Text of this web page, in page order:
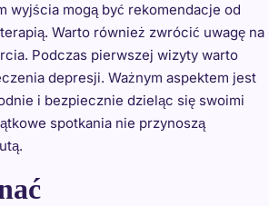
wyjścia mogą być rekomendacje od
Warto również zwrócić uwagę na
Podczas pierwszej wizyty warto
depresji. Ważnym aspektem jest
i bezpiecznie dzieląc się swoimi
spotkania nie przynoszą